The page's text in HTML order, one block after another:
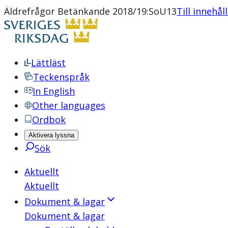
Äldrefrågor Betänkande 2018/19:SoU13Till
Lättläst
Teckenspråk
In English
Other languages
Ordbok
Aktivera lyssna
Sök
Aktuellt
Aktuellt
Dokument & lagar
Dokument & lagar